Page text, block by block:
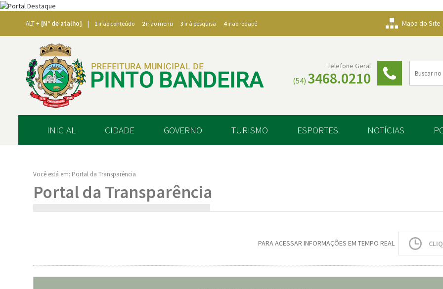
ALT + [Nº de atalho] | 1 ir ao conteúdo 2 ir ao menu 3 ir à pesquisa 4ir ao rodapé Mapa do Site
Telefone Geral
(54) 3468.0210
INICIAL CIDADE GOVERNO TURISMO ESPORTES NOTÍCIAS
Você está em: Portal da Transparência
Portal da Transparência
PARA ACESSAR INFORMAÇÕES EM TEMPO REAL